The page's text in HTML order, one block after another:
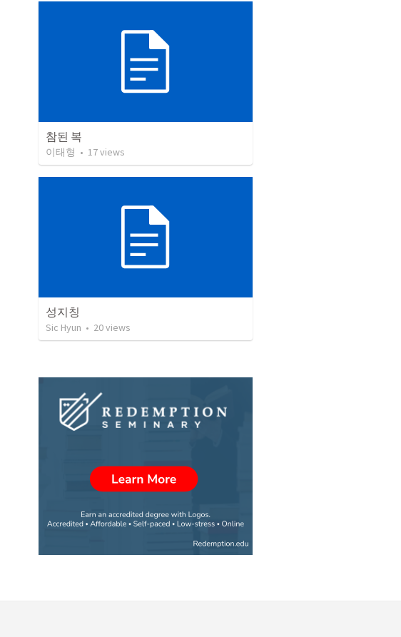
참된 복
이태형 • 17views
성지칭
Sic Hyun • 20views